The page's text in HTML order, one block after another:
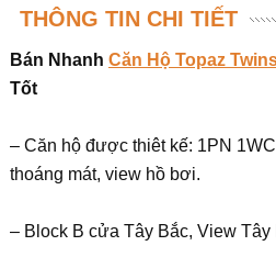
THÔNG TIN CHI TIẾT
Bán Nhanh Căn Hộ Topaz
Tốt
– Căn hộ được thiêt kế: 1PN
thoáng mát, view hồ bơi.
– Block B cửa Tây Bắc, View Tây